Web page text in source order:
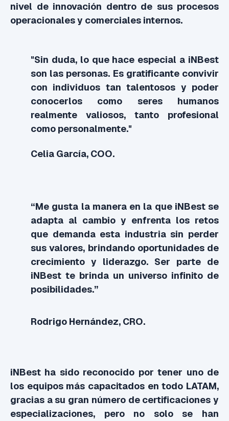
nivel de innovación dentro de sus procesos
operacionales y comerciales internos.
"Sin duda, lo que hace especial a iNBest
son las personas. Es gratificante convivir
con individuos tan talentosos y poder
conocerlos como seres humanos
realmente valiosos, tanto profesional
como personalmente."
Celia García, COO.
“Me gusta la manera en la que iNBest se
adapta al cambio y enfrenta los retos
que demanda esta industria sin perder
sus valores, brindando oportunidades de
crecimiento y liderazgo. Ser parte de
iNBest te brinda un universo infinito de
posibilidades.”
Rodrigo Hernández, CRO.
iNBest ha sido reconocido por tener uno de
los equipos más capacitados en todo LATAM,
gracias a su gran número de certificaciones y
especializaciones, pero no solo se han